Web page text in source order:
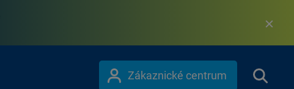
Zákaznické centrum